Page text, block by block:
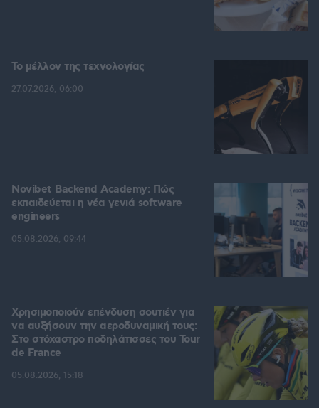
Το μέλλον της τεχνολογίας
27.07.2026, 06:00
Novibet Backend Academy: Πώς
εκπαιδεύεται η νέα γενιά software
engineers
05.08.2026, 09:44
Χρησιμοποιούν επένδυση σουτιέν για
να αυξήσουν την αεροδυναμική τους:
Στο στόχαστρο ποδηλάτισσες του Tour
de France
05.08.2026, 15:18